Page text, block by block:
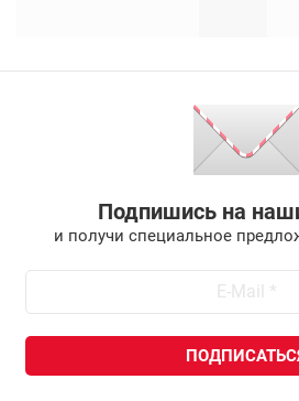
Подпишись на
и получи специальное